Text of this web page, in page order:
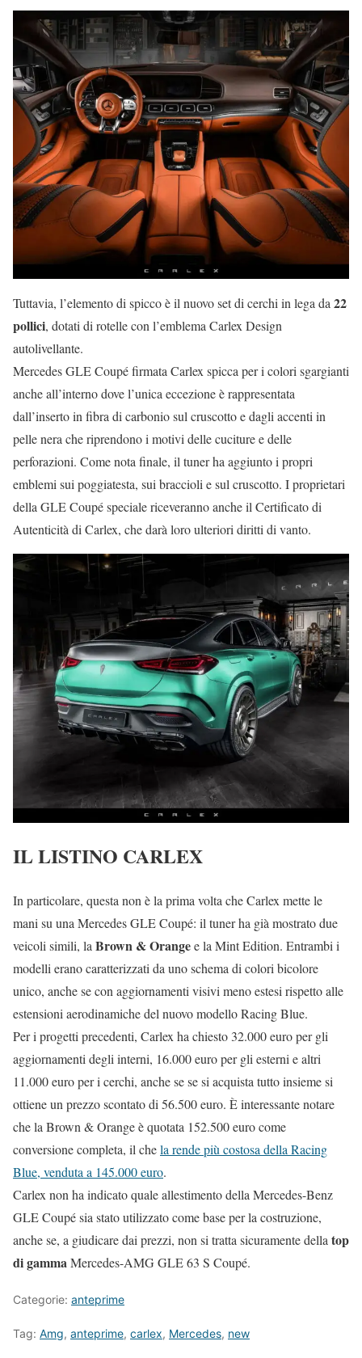
Tuttavia, l’elemento di spicco è il nuovo set di cerchi in lega da22
pollici, dotati di rotelle con l’emblema Carlex Design
autolivellante.
Mercedes GLE Coupé firmata Carlex spicca per i colori sgargianti
anche all’interno dove l’unica eccezione è rappresentata
dall’inserto in fibra di carbonio sul cruscotto e dagli accenti in
pelle nera che riprendono i motivi delle cuciture e delle
perforazioni. Come nota finale, il tuner ha aggiunto i propri
emblemi sui poggiatesta, sui braccioli e sul cruscotto. I proprietari
della GLE Coupé speciale riceveranno anche il Certificato di
Autenticità di Carlex, che darà loro ulteriori diritti di vanto.
IL LISTINO CARLEX
In particolare, questa non è la prima volta che Carlex mette le
mani su una Mercedes GLE Coupé: il tuner ha già mostrato due
veicoli simili, la Brown & Orangee la Mint Edition. Entrambi i
modelli erano caratterizzati da uno schema di colori bicolore
unico, anche se con aggiornamenti visivi meno estesi rispetto alle
estensioni aerodinamiche del nuovo modello Racing Blue.
Per i progetti precedenti, Carlex ha chiesto 32.000 euro per gli
aggiornamenti degli interni, 16.000 euro per gli esterni e altri
11.000 euro per i cerchi, anche se se si acquista tutto insieme si
ottiene un prezzo scontato di 56.500 euro. È interessante notare
che la Brown & Orange è quotata 152.500 euro come
conversione completa, il chela rende più costosa della Racing
Blue, venduta a 145.000 euro.
Carlex non ha indicato quale allestimento della Mercedes-Benz
GLE Coupé sia stato utilizzato come base per la costruzione,
anche se, a giudicare dai prezzi, non si tratta sicuramente della top
di gammaMercedes-AMG GLE 63 S Coupé.
Categorie: anteprime
Tag: Amg, anteprime, carlex, Mercedes, new